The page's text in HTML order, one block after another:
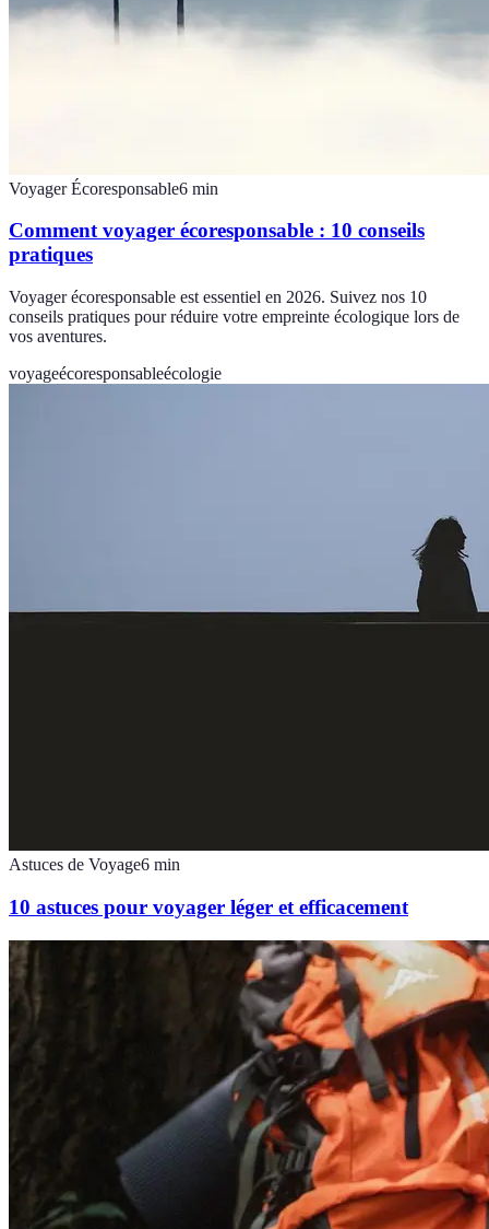
Voyager Écoresponsable6 min
Comment voyager écoresponsable : 10 conseils
pratiques
Voyager écoresponsable est essentiel en 2026. Suivez nos 10
conseils pratiques pour réduire votre empreinte écologique lors de
vos aventures.
voyageécoresponsableécologie
Astuces de Voyage6 min
10 astuces pour voyager léger et efficacement